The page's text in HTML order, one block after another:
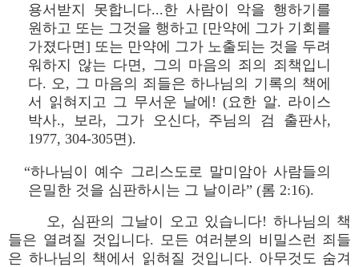
용서받지 못합니다...한 사람이 악을 행하기를
원하고 또는 그것을 행하고 [만약에 그가 기회를
가졌다면] 또는 만약에 그가 노출되는 것을 두려
워하지 않는 다면, 그의 마음의 죄의 죄책입니
다. 오, 그 마음의 죄들은 하나님의 기록의 책에
서 읽혀지고 그 무서운 날에! (요한 알. 라이스
박사., 보라, 그가 오신다, 주님의 검 출판사,
1977, 304-305면).
“하나님이 예수 그리스도로 말미암아 사람들의
은밀한 것을 심판하시는 그 날이라” (롬 2:16).
오, 심판의 그날이 오고 있습니다! 하나님의 책
들은 열려질 것입니다. 모든 여러분의 비밀스런 죄들
은 하나님의 책에서 읽혀질 것입니다. 아무것도 숨겨